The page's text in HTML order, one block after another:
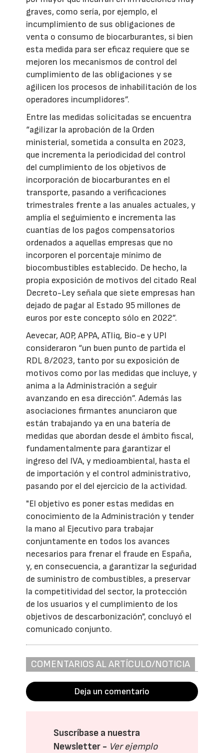
graves, como sería, por ejemplo, el
incumplimiento de sus obligaciones de
venta o consumo de biocarburantes, si bien
esta medida para ser eficaz requiere que se
mejoren los mecanismos de control del
cumplimiento de las obligaciones y se
agilicen los procesos de inhabilitación de los
operadores incumplidores”.
Entre las medidas solicitadas se encuentra
“agilizar la aprobación de la Orden
ministerial, sometida a consulta en 2023,
que incrementa la periodicidad del control
del cumplimiento de los objetivos de
incorporación de biocarburantes en el
transporte, pasando a verificaciones
trimestrales frente a las anuales actuales, y
amplía el seguimiento e incrementa las
cuantías de los pagos compensatorios
ordenados a aquellas empresas que no
incorporen el porcentaje mínimo de
biocombustibles establecido. De hecho, la
propia exposición de motivos del citado Real
Decreto-Ley señala que siete empresas han
dejado de pagar al Estado 95 millones de
euros por este concepto sólo en 2022”.
Aevecar, AOP, APPA, ATliq, Bio-e y UPI
consideraron “un buen punto de partida el
RDL 8/2023, tanto por su exposición de
motivos como por las medidas que incluye, y
anima a la Administración a seguir
avanzando en esa dirección”. Además las
asociaciones firmantes anunciaron que
están trabajando ya en una batería de
medidas que abordan desde el ámbito fiscal,
fundamentalmente para garantizar el
ingreso del IVA, y medioambiental, hasta el
de importación y el control administrativo,
pasando por el del ejercicio de la actividad.
"El objetivo es poner estas medidas en
conocimiento de la Administración y tender
la mano al Ejecutivo para trabajar
conjuntamente en todos los avances
necesarios para frenar el fraude en España,
y, en consecuencia, a garantizar la seguridad
de suministro de combustibles, a preservar
la competitividad del sector, la protección
de los usuarios y el cumplimiento de los
objetivos de descarbonización", concluyó el
comunicado conjunto.
COMENTARIOS AL ARTÍCULO/NOTICIA
Deja un comentario
Suscríbase a nuestra
Newsletter - Ver ejemplo